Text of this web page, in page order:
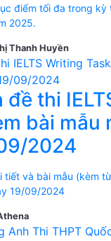
điểm tối đa trong kỳ
2025.
Thanh Huyền
đề thi
bài mẫu
2024
tiết và bài mẫu (kèm
19/09/2024